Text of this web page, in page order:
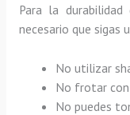
Para la durabilidad
necesario que sigas
No utilizar
No frotar
No puedes